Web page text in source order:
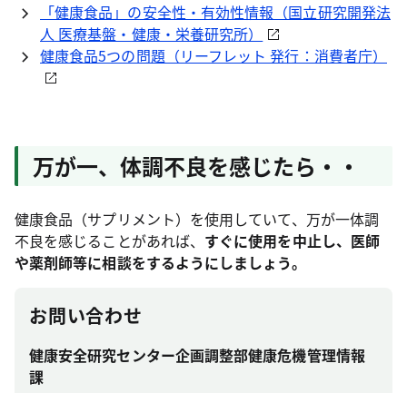
「健康食品」の安全性・有効性情報（国立研究開発法
人 医療基盤・健康・栄養研究所）
健康食品5つの問題（リーフレット 発行：消費者庁）
万が一、体調不良を感じたら・・
健康食品（サプリメント）を使用していて、万が一体調
不良を感じることがあれば、 すぐに使用を中止し、医師
や薬剤師等に相談をするようにしましょう。
お問い合わせ
健康安全研究センター企画調整部健康危機管理情報
課